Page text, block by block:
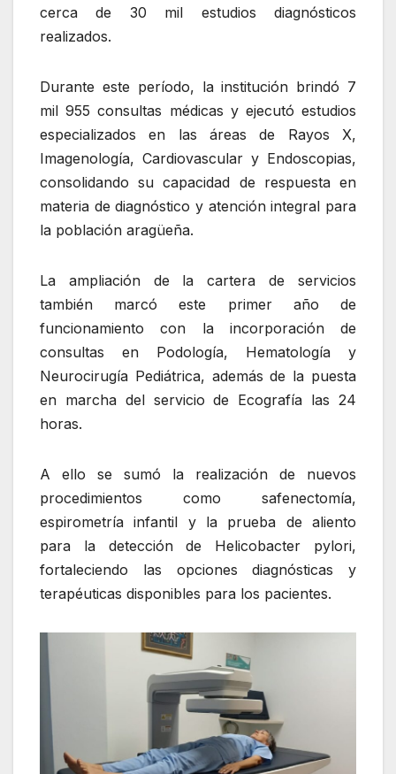
cerca de 30 mil estudios diagnósticos
realizados.
Durante este período, la institución brindó 7
mil 955 consultas médicas y ejecutó estudios
especializados en las áreas de Rayos X,
Imagenología, Cardiovascular y Endoscopias,
consolidando su capacidad de respuesta en
materia de diagnóstico y atención integral para
la población aragüeña.
La ampliación de la cartera de servicios
también marcó este primer año de
funcionamiento con la incorporación de
consultas en Podología, Hematología y
Neurocirugía Pediátrica, además de la puesta
en marcha del servicio de Ecografía las 24
horas.
A ello se sumó la realización de nuevos
procedimientos como safenectomía,
espirometría infantil y la prueba de aliento
para la detección de Helicobacter pylori,
fortaleciendo las opciones diagnósticas y
terapéuticas disponibles para los pacientes.